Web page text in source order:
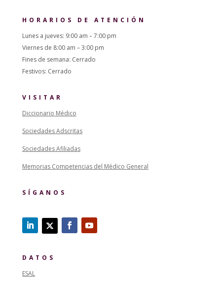
HORARIOS DE ATENCIÓN
Lunes a jueves: 9:00 am – 7:00 pm
Viernes de 8:00 am – 3:00 pm
Fines de semana: Cerrado
Festivos: Cerrado
VISITAR
Diccionario Médico
Sociedades Adscritas
Sociedades Afiliadas
Memorias Competencias del Médico General
SÍGANOS
DATOS
ESAL